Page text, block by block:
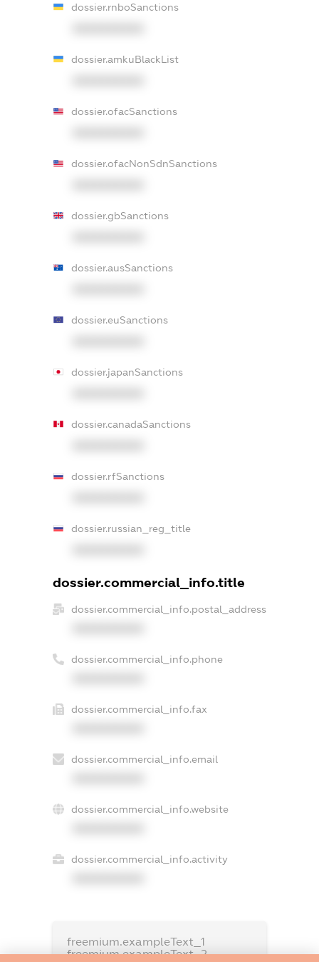
dossier.rnboSanctions
dossier.amkuBlackList
dossier.ofacSanctions
dossier.ofacNonSdnSanctions
dossier.gbSanctions
dossier.ausSanctions
dossier.euSanctions
dossier.japanSanctions
dossier.canadaSanctions
dossier.rfSanctions
dossier.russian_reg_title
dossier.commercial_info.title
dossier.commercial_info.postal_address
dossier.commercial_info.phone
dossier.commercial_info.fax
dossier.commercial_info.email
dossier.commercial_info.website
dossier.commercial_info.activity
freemium.exampleText_1
freemium.exampleText_2